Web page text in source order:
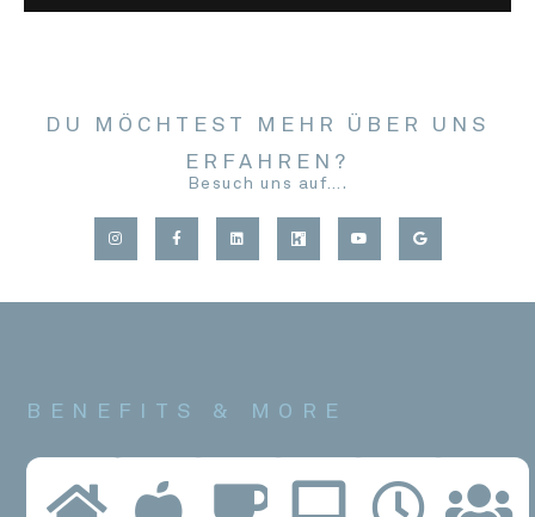
DU MÖCHTEST MEHR ÜBER UNS
ERFAHREN?
Besuch uns auf….
BENEFITS & MORE